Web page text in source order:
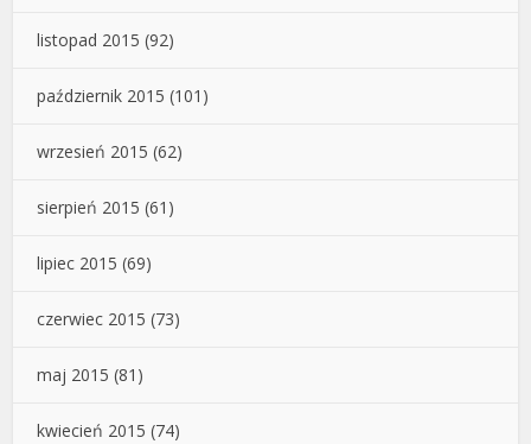
listopad 2015 (92)
październik 2015 (101)
wrzesień 2015 (62)
sierpień 2015 (61)
lipiec 2015 (69)
czerwiec 2015 (73)
maj 2015 (81)
kwiecień 2015 (74)